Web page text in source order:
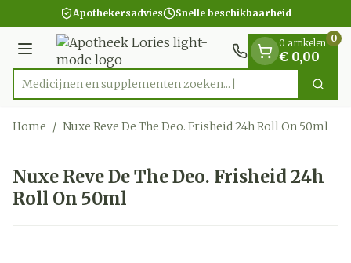
Ga naar de inhoudApothekersadvies Snelle beschikbaarheid
Menu
Product, merk, categorie...
Medicijnen en supplementen zoeken... Zoek
0 artikelen
€ 0,00
0
Home / Nuxe Reve De The Deo. Frisheid 24h Roll On 50ml
Nuxe Reve De The Deo. Frisheid 24h
Roll On 50ml